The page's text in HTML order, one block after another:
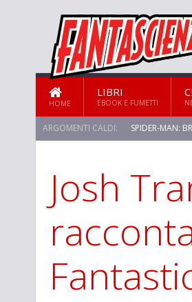
HOME
LIBRI
EBOOK E FUMETTI
ARGOMENTI CALDI: SPIDER-MAN:
Josh